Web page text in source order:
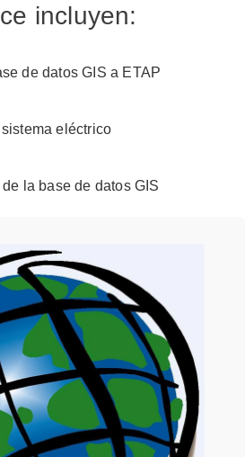
incluyen:
de datos GIS a ETAP
eléctrico
la base de datos GIS